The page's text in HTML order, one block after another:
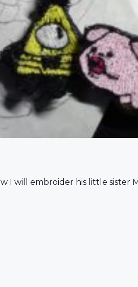
I will embroider his little sister